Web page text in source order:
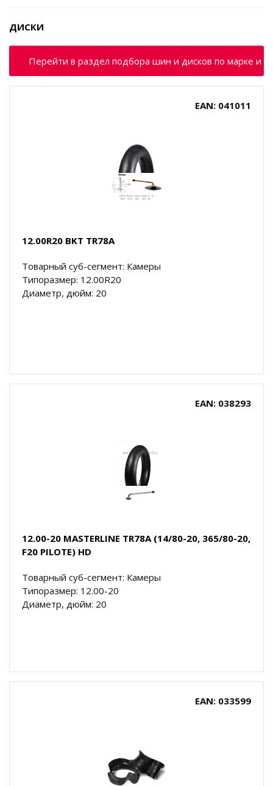
ДИСКИ
Перейти в раздел подбора шин и дисков по марке и
EAN: 041011
12.00R20 BKT TR78A
Товарный суб-сегмент: Камеры
Типоразмер: 12.00R20
Диаметр, дюйм: 20
EAN: 038293
12.00-20 MASTERLINE TR78A (14/80-20, 365/80-20,
F20 PILOTE) HD
Товарный суб-сегмент: Камеры
Типоразмер: 12.00-20
Диаметр, дюйм: 20
EAN: 033599